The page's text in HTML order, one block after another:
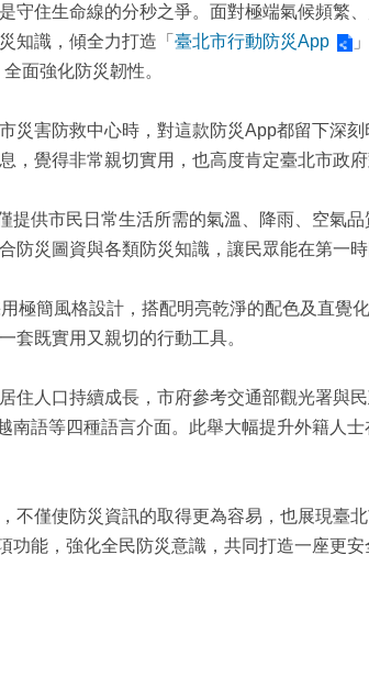
守住生命線的分秒之爭。面對極端氣候頻繁
知識，傾全力打造「 臺北市行動防災App
面強化防災韌性。
災害防救中心時，對這款防災App都留下深
，覺得非常親切實用，也高度肯定臺北市政
提供市民日常生活所需的氣溫、降雨、空氣
防災圖資與各類防災知識，讓民眾能在第一
用極簡風格設計，搭配明亮乾淨的配色及直覺
套既實用又親切的行動工具。
住人口持續成長，市府參考交通部觀光署與
南語等四種語言介面。此舉大幅提升外籍人
不僅使防災資訊的取得更為容易，也展現臺
能，強化全民防災意識，共同打造一座更安